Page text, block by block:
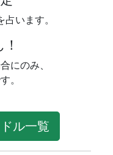
います。
にのみ、
。
ル一覧